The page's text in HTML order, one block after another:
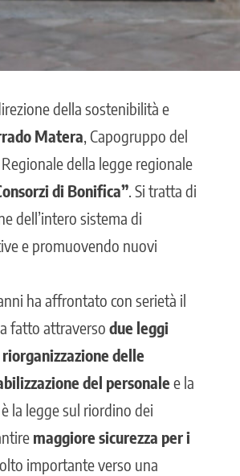
della sostenibilità e
Matera, Capogruppo del
della legge regionale
di Bonifica”. Si tratta di
dell’intero sistema di
e promuovendo nuovi
ha affrontato con serietà il
fatto attraverso due leggi
riorganizzazione delle
del personale e la
la legge sul riordino dei
maggiore sicurezza per i
importante verso una